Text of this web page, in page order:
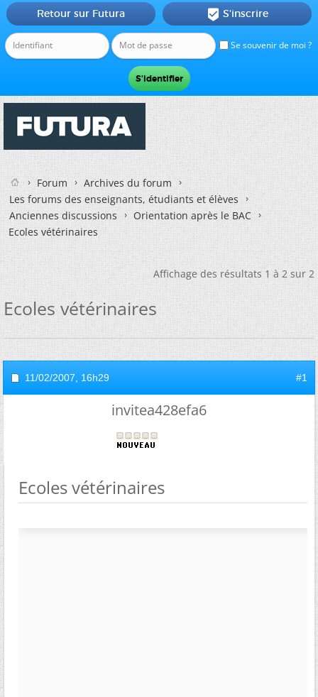
Se souvenir de moi ?
Retour sur Futura  S'inscrire
Forum
Archives du forum
Les forums des enseignants, étudiants et élèves
Anciennes discussions
Orientation après le BAC
Ecoles vétérinaires
Affichage des résultats 1 à 2 sur 2
Ecoles vétérinaires
11/02/2007, 16h29 #1
invitea428efa6
Ecoles vétérinaires